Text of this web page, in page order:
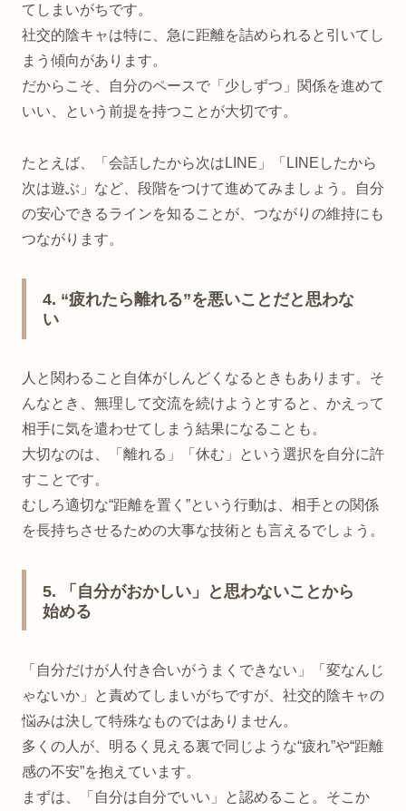
てしまいがちです。
社交的陰キャは特に、急に距離を詰められると引いてし
まう傾向があります。
だからこそ、自分のペースで「少しずつ」関係を進めて
いい、という前提を持つことが大切です。
たとえば、「会話したから次はLINE」「LINEしたから
次は遊ぶ」など、段階をつけて進めてみましょう。自分
の安心できるラインを知ることが、つながりの維持にも
つながります。
4. “疲れたら離れる”を悪いことだと思わな
い
人と関わること自体がしんどくなるときもあります。そ
んなとき、無理して交流を続けようとすると、かえって
相手に気を遣わせてしまう結果になることも。
大切なのは、「離れる」「休む」という選択を自分に許
すことです。
むしろ適切な“距離を置く”という行動は、相手との関係
を長持ちさせるための大事な技術とも言えるでしょう。
5. 「自分がおかしい」と思わないことから
始める
「自分だけが人付き合いがうまくできない」「変なんじ
ゃないか」と責めてしまいがちですが、社交的陰キャの
悩みは決して特殊なものではありません。
多くの人が、明るく見える裏で同じような“疲れ”や“距離
感の不安”を抱えています。
まずは、「自分は自分でいい」と認めること。そこか